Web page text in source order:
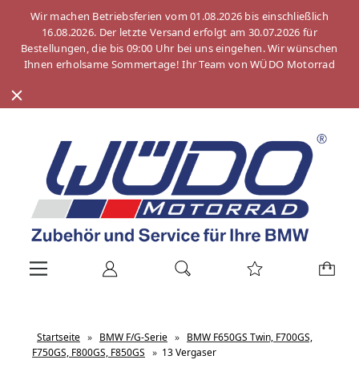
Wir machen Betriebsferien vom 01.08.2026 bis einschließlich
16.08.2026. Der letzte Versand erfolgt am 30.07.2026 für
Bestellungen, die bis 09:00 Uhr bei uns eingehen. Wir wünschen
Ihnen erholsame Sommertage! Ihr Team von WÜDO Motorrad
Startseite » BMW F/G-Serie » BMW F650GS Twin, F700GS,
F750GS, F800GS, F850GS » 13 Vergaser